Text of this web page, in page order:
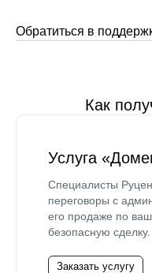
Обратиться в
Как
Услуга
Специалисты
переговоры с
его продаже по
безопасную сделку.
Заказать услугу